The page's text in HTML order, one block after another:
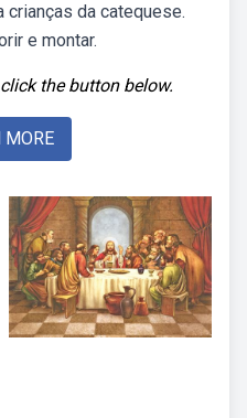
crianças da catequese.
e montar.
the button below.
MORE